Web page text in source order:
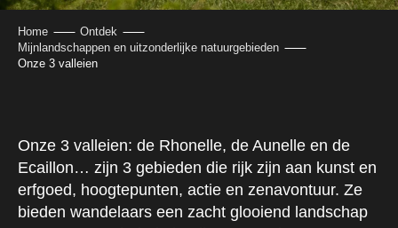
Home
Ontdek
Mijnlandschappen en uitzonderlijke natuurgebieden
Onze 3 valleien
Onze 3 valleien: de Rhonelle, de Aunelle en de
Ecaillon… zijn 3 gebieden die rijk zijn aan kunst en
erfgoed, hoogtepunten, actie en zenavontuur. Ze
bieden wandelaars een zacht glooiend landschap